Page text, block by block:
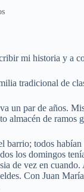
mi historia y a
tradicional de
un par de años.
almacén de ramos
barrio; todos
los domingos
de vez en
Con Juan